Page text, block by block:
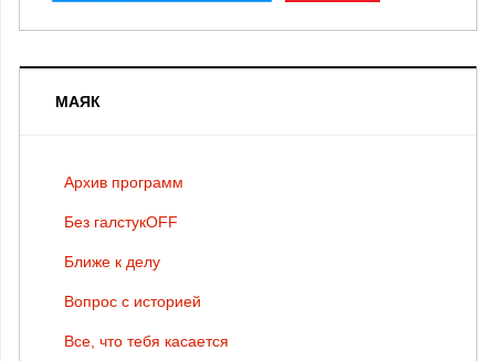
МАЯК
Архив программ
Без галстукOFF
Ближе к делу
Вопрос с историей
Все, что тебя касается